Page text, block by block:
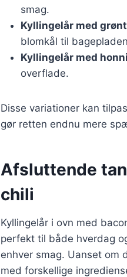
smag.
Kyllingelår med
blomkål til
Kyllingelår med
overflade.
Disse variationer kan
gør retten endnu mere
Afsluttende
chili
Kyllingelår i ovn med
perfekt til både hverdag
enhver smag. Uanset om
med forskellige